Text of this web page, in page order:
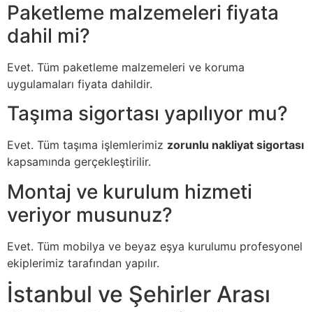
Paketleme malzemeleri fiyata
dahil mi?
Evet. Tüm paketleme malzemeleri ve koruma
uygulamaları fiyata dahildir.
Taşıma sigortası yapılıyor mu?
Evet. Tüm taşıma işlemlerimiz zorunlu nakliyat sigortası
kapsamında gerçekleştirilir.
Montaj ve kurulum hizmeti
veriyor musunuz?
Evet. Tüm mobilya ve beyaz eşya kurulumu profesyonel
ekiplerimiz tarafından yapılır.
İstanbul ve Şehirler Arası